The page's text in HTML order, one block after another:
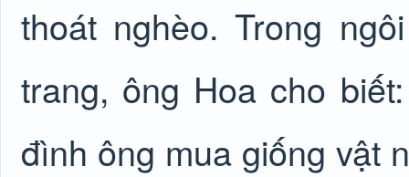
thoát nghèo. Trong
trang, ông Hoa cho biết:
đình ông mua giống vật